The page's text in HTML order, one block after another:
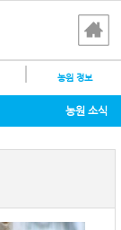
농원 정보
농원 소식